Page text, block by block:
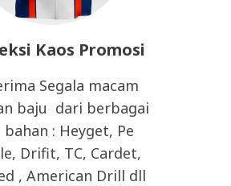
Kaos Promosi
Segala macam
baju dari berbagai
bahan : Heyget, Pe
Drifit, TC, Cardet,
, American Drill dll